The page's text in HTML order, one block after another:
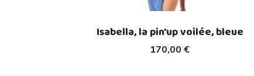
170,00 €
Isabella, la pin'up voilée, bleue